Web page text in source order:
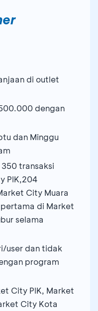
di outlet
dengan
dan Minggu
transaksi
PIK,204
City Muara
di Market
selama
user dan tidak
program
City PIK, Market
City Kota